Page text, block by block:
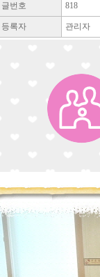
글번호 818
등록자 관리자